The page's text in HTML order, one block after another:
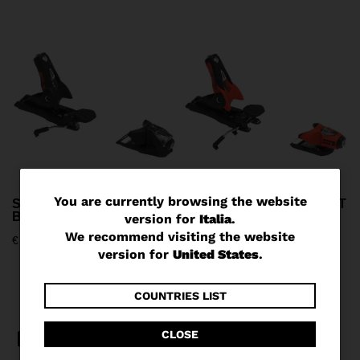
You
are
currently
website
version
You are currently browsing the website
version for Italia.
We recommend visiting the website
version for United States.
COUNTRIES LIST
CLOSE
SPX 14 ROCKERACE GW
BLACK RED
€ 320,00
SPX 15 ROCKERACE HOT
RED
€ 370,00